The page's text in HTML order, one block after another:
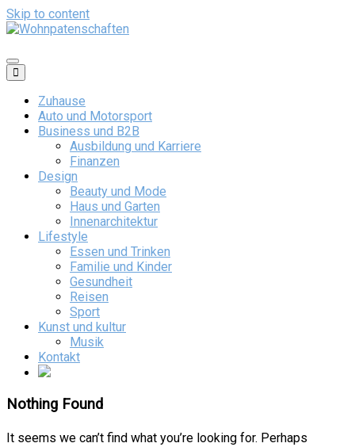
Skip to content
Wohnpatenschaften
Zuhause
Auto und Motorsport
Business und B2B
Ausbildung und Karriere
Finanzen
Design
Beauty und Mode
Haus und Garten
Innenarchitektur
Lifestyle
Essen und Trinken
Familie und Kinder
Gesundheit
Reisen
Sport
Kunst und kultur
Musik
Kontakt
Nothing Found
It seems we can’t find what you’re looking for. Perhaps